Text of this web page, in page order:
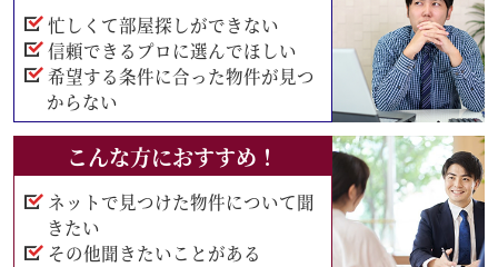
忙しくて部屋探しができない
信頼できるプロに選んでほしい
希望する条件に合った物件が見つ
からない
こんな方におすすめ！
ネットで見つけた物件について聞
きたい
その他聞きたいことがある